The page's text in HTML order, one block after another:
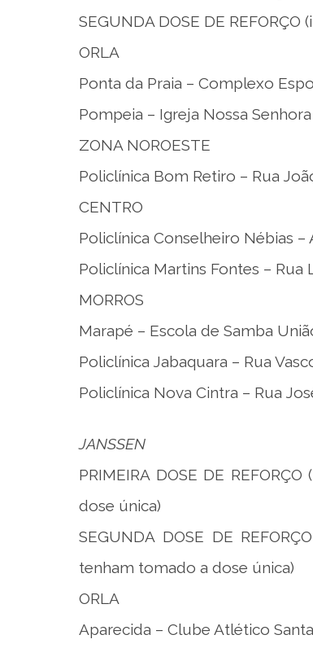
SEGUNDA DOSE DE
ORLA
Ponta da Praia – Complexo
Pompeia – Igreja Nossa
ZONA NOROESTE
Policlínica Bom Retiro – Rua
CENTRO
Policlínica Conselheiro Nébias –
Policlínica Martins Fontes – Rua
MORROS
Marapé – Escola de Samba
Policlínica Jabaquara – Rua
Policlínica Nova Cintra – Rua
JANSSEN
PRIMEIRA DOSE DE
dose única)
SEGUNDA DOSE DE
tenham tomado a dose única)
ORLA
Aparecida – Clube Atlético